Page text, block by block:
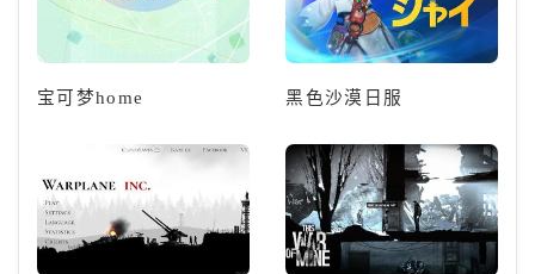
宝可梦home 黑色沙漠日服